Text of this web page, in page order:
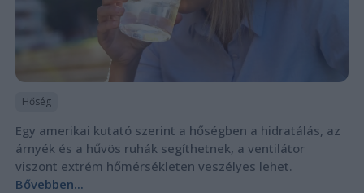
Hőség
Egy amerikai kutató szerint a hőségben a hidratálás, az
árnyék és a hűvös ruhák segíthetnek, a ventilátor
viszont extrém hőmérsékleten veszélyes lehet.
Bővebben...